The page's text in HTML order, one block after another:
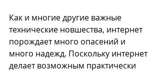
Как и многие другие важные
технические новшества, интернет
порождает много опасений и
много надежд. Поскольку интернет
делает возможным практически